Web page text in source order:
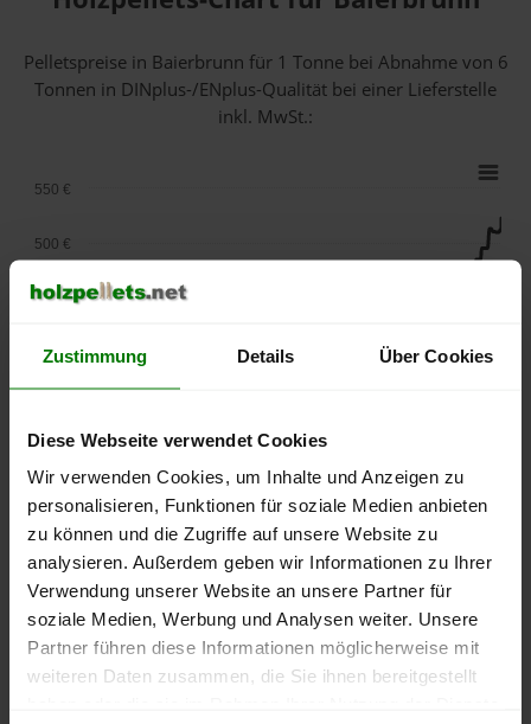
Zustimmung Details Über Cookies
Diese Webseite verwendet Cookies
Wir verwenden Cookies, um Inhalte und Anzeigen zu
personalisieren, Funktionen für soziale Medien anbieten
zu können und die Zugriffe auf unsere Website zu
analysieren. Außerdem geben wir Informationen zu Ihrer
Verwendung unserer Website an unsere Partner für
soziale Medien, Werbung und Analysen weiter. Unsere
Partner führen diese Informationen möglicherweise mit
weiteren Daten zusammen, die Sie ihnen bereitgestellt
Pelletspreise in Baierbrunn für 1 Tonne bei Abnahmevon 6
Tonnen in DINplus-/ENplus-Qualität bei einer Lieferstelle
inkl. MwSt.:
lose Ware Sackware
September
Januar
Mai
250 €
400 €
450 €
500 €
550 €
Die aktuelle Preisentwicklung für Holzpellets in Deutschland
können Sie jederzeit auf unsererPelletspreise-Seite
nachvollziehen.